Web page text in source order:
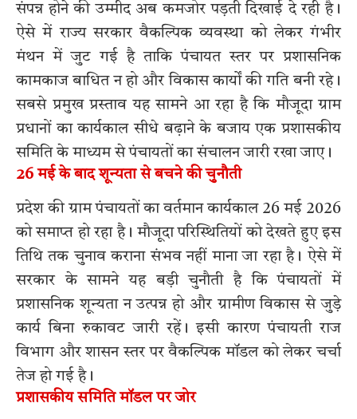
संपन्न होने की उम्मीद अब कमजोर पड़ती दिखाई दे रही है।
ऐसे में राज्य सरकार वैकल्पिक व्यवस्था को लेकर गंभीर
मंथन में जुट गई है ताकि पंचायत स्तर पर प्रशासनिक
कामकाज बाधित न हो और विकास कार्यों की गति बनी रहे।
सबसे प्रमुख प्रस्ताव यह सामने आ रहा है कि मौजूदा ग्राम
प्रधानों का कार्यकाल सीधे बढ़ाने के बजाय एक प्रशासकीय
समिति के माध्यम से पंचायतों का संचालन जारी रखा जाए।
26 मई के बाद शून्यता से बचने की चुनौती
प्रदेश की ग्राम पंचायतों का वर्तमान कार्यकाल 26 मई 2026
को समाप्त हो रहा है। मौजूदा परिस्थितियों को देखते हुए इस
तिथि तक चुनाव कराना संभव नहीं माना जा रहा है। ऐसे में
सरकार के सामने यह बड़ी चुनौती है कि पंचायतों में
प्रशासनिक शून्यता न उत्पन्न हो और ग्रामीण विकास से जुड़े
कार्य बिना रुकावट जारी रहें। इसी कारण पंचायती राज
विभाग और शासन स्तर पर वैकल्पिक मॉडल को लेकर चर्चा
तेज हो गई है।
प्रशासकीय समिति मॉडल पर जोर